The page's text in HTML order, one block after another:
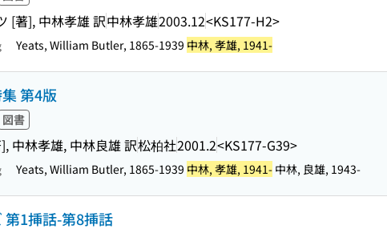
[著], 中林孝雄 訳中林孝雄2003.12<KS177-H2>
Yeats, William Butler, 1865-1939 中林, 孝雄, 1941-
第4版
図書
中林孝雄, 中林良雄 訳松柏社2001.2<KS177-G39>
Yeats, William Butler, 1865-1939 中林, 孝雄, 1941- 中林, 良雄, 1943-
第1挿話-第8挿話